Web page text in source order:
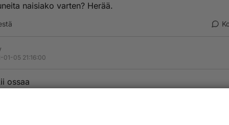
naisiako varten? Herää.
01-05 21:16:00
ossaa